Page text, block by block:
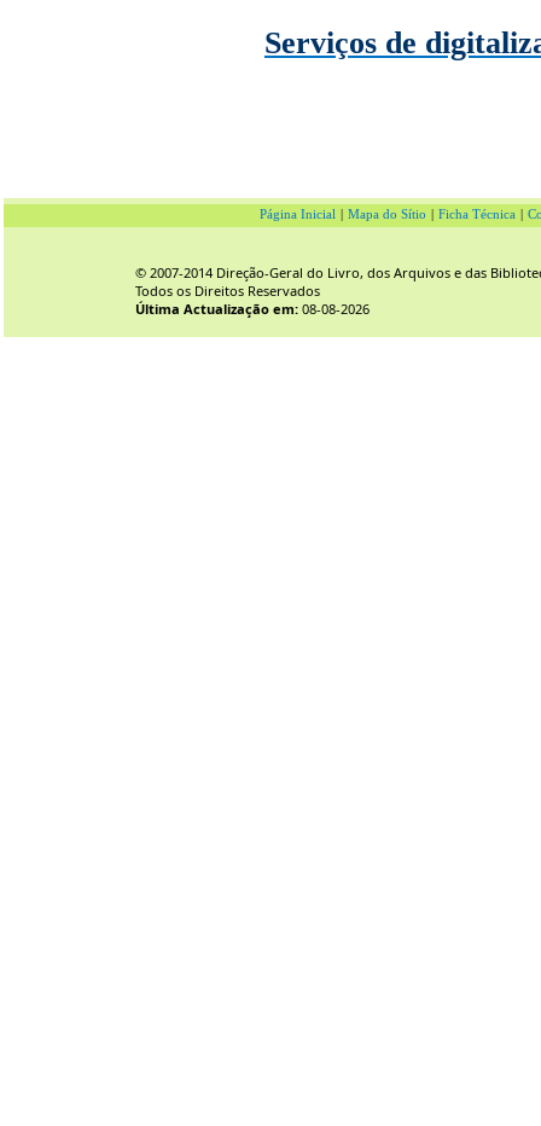
Serviços de
Página Inicial Mapa do Sítio Ficha Técnica
© 2007-2014 Direção-Geral do Livro, dos Arquivos e das
Todos os Direitos Reservados
Última Actualização em: 08-08-2026